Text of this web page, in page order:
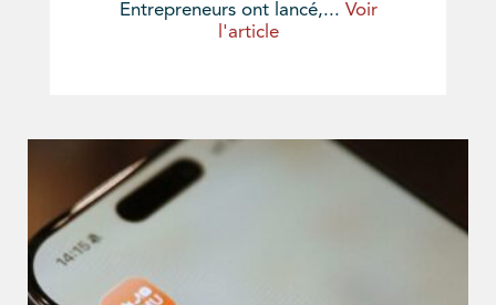
Entrepreneurs ont lancé,... Voir
l'article